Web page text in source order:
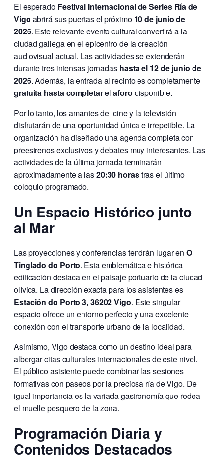
El esperado Festival Internacional de Series Ría de
Vigo abrirá sus puertas el próximo 10 de junio de
2026. Este relevante evento cultural convertirá a la
ciudad gallega en el epicentro de la creación
audiovisual actual. Las actividades se extenderán
durante tres intensas jornadas hasta el 12 de junio de
2026. Además, la entrada al recinto es completamente
gratuita hasta completar el aforo disponible.
Por lo tanto, los amantes del cine y la televisión
disfrutarán de una oportunidad única e irrepetible. La
organización ha diseñado una agenda completa con
preestrenos exclusivos y debates muy interesantes. Las
actividades de la última jornada terminarán
aproximadamente a las20:30 horastras el último
coloquio programado.
Un Espacio Histórico junto
al Mar
Las proyecciones y conferencias tendrán lugar enO
Tinglado do Porto. Esta emblemática e histórica
edificación destaca en el paisaje portuario de la ciudad
olívica. La dirección exacta para los asistentes es
Estación do Porto 3, 36202 Vigo. Este singular
espacio ofrece un entorno perfecto y una excelente
conexión con el transporte urbano de la localidad.
Asimismo, Vigo destaca como un destino ideal para
albergar citas culturales internacionales de este nivel.
El público asistente puede combinar las sesiones
formativas con paseos por la preciosa ría de Vigo. De
igual importancia es la variada gastronomía que rodea
el muelle pesquero de la zona.
Programación Diaria y
Contenidos Destacados